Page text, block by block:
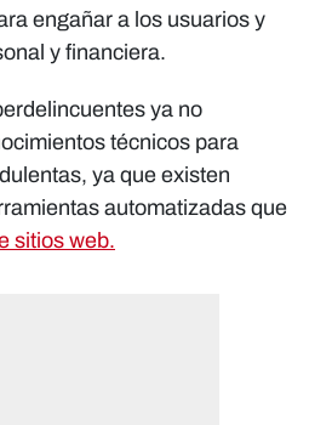
engañar a los usuarios y
y financiera.
ya no
técnicos para
ya que existen
automatizadas que
sitios web.